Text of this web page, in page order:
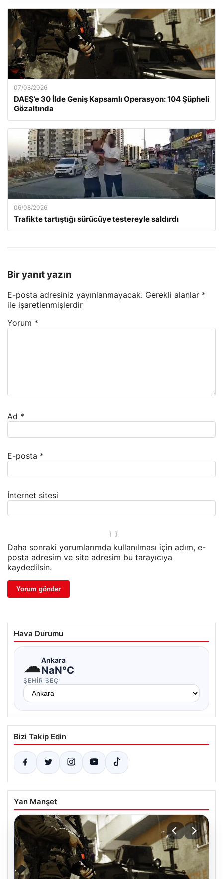
07/08/2026
DAEŞ’e 30 İlde Geniş Kapsamlı Operasyon: 104 Şüpheli
Gözaltında
06/08/2026
Trafikte tartıştığı sürücüye testereyle saldırdı
Bir yanıt yazın
E-posta adresiniz yayınlanmayacak. Gerekli alanlar *
ile işaretlenmişlerdir
Yorum *
Ad *
E-posta *
İnternet sitesi
Daha sonraki yorumlarımda kullanılması için adım, e-
posta adresim ve site adresim bu tarayıcıya
kaydedilsin.
Hava Durumu
☁Ankara
NaN°C
ŞEHIR SEÇ
Bizi Takip Edin
Yan Manşet